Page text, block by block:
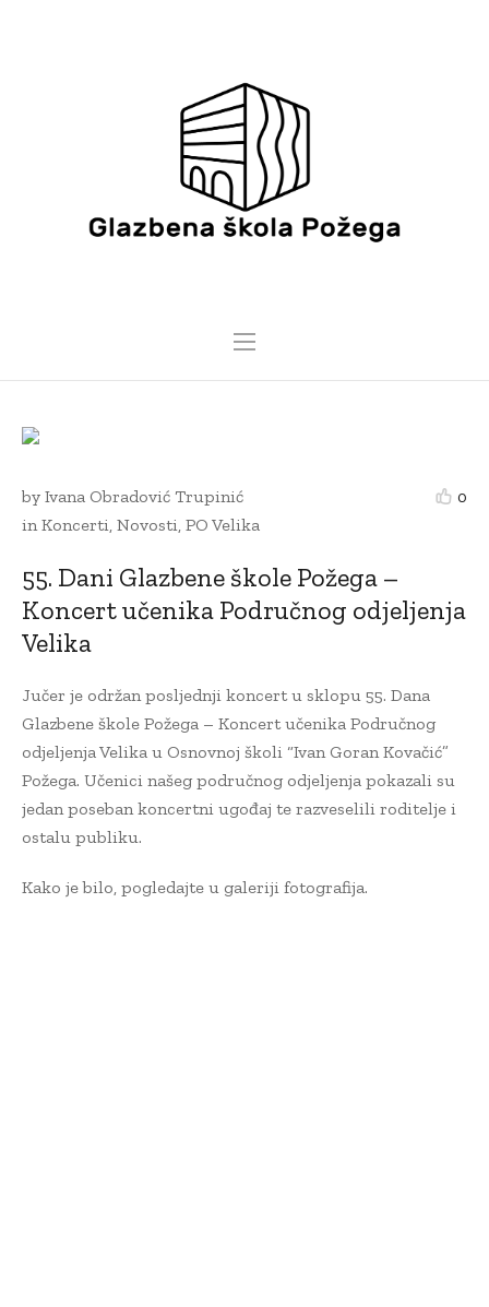
14 OŽUJKA, 2025
0
by Ivana Obradović Trupinić
in Koncerti Novosti PO Velika
55. Dani Glazbene škole Požega –
Koncert učenika Područnog odjeljenja
Velika
Jučer je održan posljednji koncert u sklopu 55. Dana
Glazbene škole Požega – Koncert učenika Područnog
odjeljenja Velika u Osnovnoj školi “Ivan Goran Kovačić”
Požega. Učenici našeg područnog odjeljenja pokazali su
jedan poseban koncertni ugođaj te razveselili roditelje i
ostalu publiku.
Kako je bilo, pogledajte u galeriji fotografija.